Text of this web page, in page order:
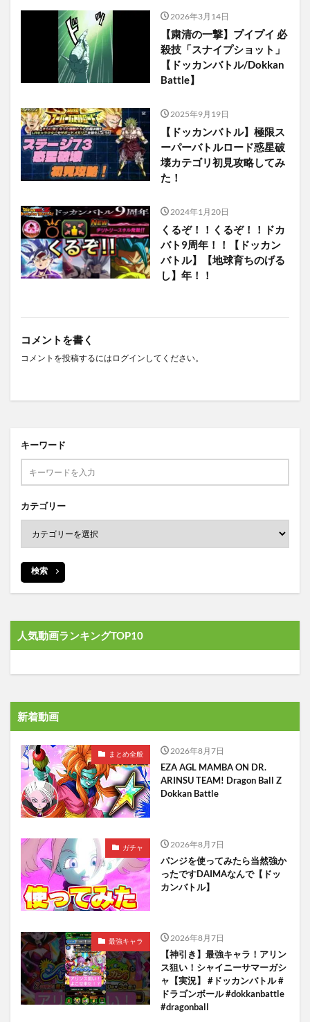
2026年3月14日
【粛清の一撃】プイプイ 必
殺技「スナイプショット」
【ドッカンバトル/Dokkan
Battle】
2025年9月19日
【ドッカンバトル】極限ス
ーパーバトルロード惑星破
壊カテゴリ初見攻略してみ
た！
2024年1月20日
くるぞ！！くるぞ！！ドカ
バト9周年！！【ドッカン
バトル】【地球育ちのげる
し】年！！
コメントを書く
コメントを投稿するには ログイン してください。
キーワード
カテゴリー
検索
人気動画ランキングTOP10
新着動画
まとめ全般 2026年8月7日
EZA AGL MAMBA ON DR.
ARINSU TEAM! Dragon Ball Z
Dokkan Battle
ガチャ 2026年8月7日
パンジを使ってみたら当然強か
ったですDAIMAなんで【ドッ
カンバトル】
最強キャラ 2026年8月7日
【神引き】最強キャラ！アリン
ス狙い！シャイニーサマーガシ
ャ【実況】 #ドッカンバトル #
ドラゴンボール #dokkanbattle
#dragonball